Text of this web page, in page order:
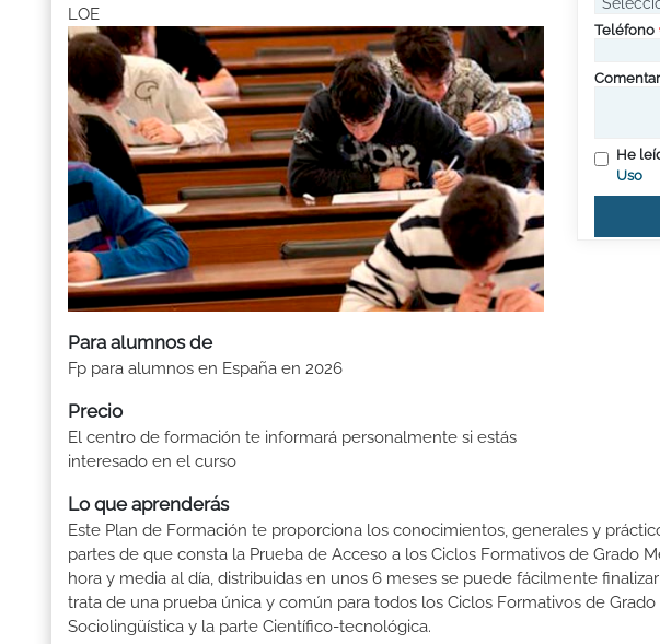
LOE
Para alumnos de
Fp para alumnos en España en 2026
Precio
El centro de formación te informará personalmente si estás
interesado en el curso
Teléfono
He
Uso
Lo que aprenderás
Este Plan de Formación te proporciona los conocimientos, generales y
partes de que consta la Prueba de Acceso a los Ciclos Formativos de Grado
hora y media al día, distribuidas en unos 6 meses se puede fácilmente
trata de una prueba única y común para todos los Ciclos Formativos de
Sociolingüística y la parte Científico-tecnológica.